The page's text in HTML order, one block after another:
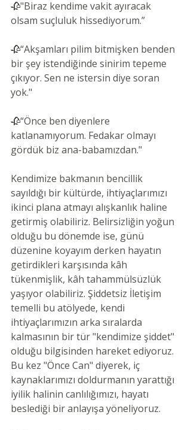
🥀"Biraz kendime vakit ayıracak
olsam suçluluk hissediyorum.”
🥀“Akşamları pilim bitmişken benden
bir şey istendiğinde sinirim tepeme
çıkıyor. Sen ne istersin diye soran
yok."
🥀“Önce ben diyenlere
katlanamıyorum. Fedakar olmayı
gördük biz ana-babamızdan."
Kendimize bakmanın bencillik
sayıldığı bir kültürde, ihtiyaçlarımızı
ikinci plana atmayı alışkanlık haline
getirmiş olabiliriz. Belirsizliğin yoğun
olduğu bu dönemde ise, günü
düzenine koyayım derken hayatın
getirdikleri karşısında kâh
tükenmişlik, kâh tahammülsüzlük
yaşıyor olabiliriz. Şiddetsiz İletişim
temelli bu atölyede, kendi
ihtiyaçlarımızın arka sıralarda
kalmasının bir tür "kendimize şiddet"
olduğu bilgisinden hareket ediyoruz.
Bu kez "Önce Can" diyerek, iç
kaynaklarımızı doldurmanın yarattığı
iyilik halinin canlılığımızı, hayatı
beslediği bir anlayışa yöneliyoruz.